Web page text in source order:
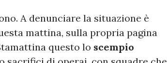
A denunciare la situazione è
mattina, sulla propria pagina
questo lo scempio